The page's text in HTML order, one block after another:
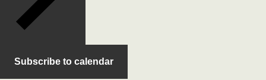
Subscribe to calendar